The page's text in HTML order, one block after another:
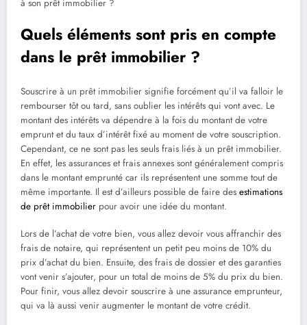
à son prêt immobilier ?
Quels éléments sont pris en compte
dans le prêt immobilier ?
Souscrire à un prêt immobilier signifie forcément qu’il va falloir le
rembourser tôt ou tard, sans oublier les intérêts qui vont avec. Le
montant des intérêts va dépendre à la fois du montant de votre
emprunt et du taux d’intérêt fixé au moment de votre souscription.
Cependant, ce ne sont pas les seuls frais liés à un prêt immobilier.
En effet, les assurances et frais annexes sont généralement compris
dans le montant emprunté car ils représentent une somme tout de
même importante. Il est d’ailleurs possible de faire des estimations
de prêt immobilier pour avoir une idée du montant.
Lors de l’achat de votre bien, vous allez devoir vous affranchir des
frais de notaire, qui représentent un petit peu moins de 10% du
prix d’achat du bien. Ensuite, des frais de dossier et des garanties
vont venir s’ajouter, pour un total de moins de 5% du prix du bien.
Pour finir, vous allez devoir souscrire à une assurance emprunteur,
qui va là aussi venir augmenter le montant de votre crédit.